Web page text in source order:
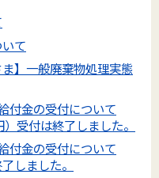
て
】一般廃棄物処理実態
金の受付について
受付は終了しました。
金の受付について
しました。